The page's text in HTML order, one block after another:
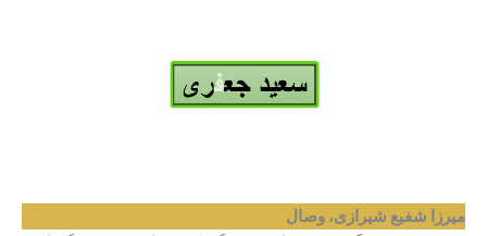
میرزا شفیع شیرازی، وصال